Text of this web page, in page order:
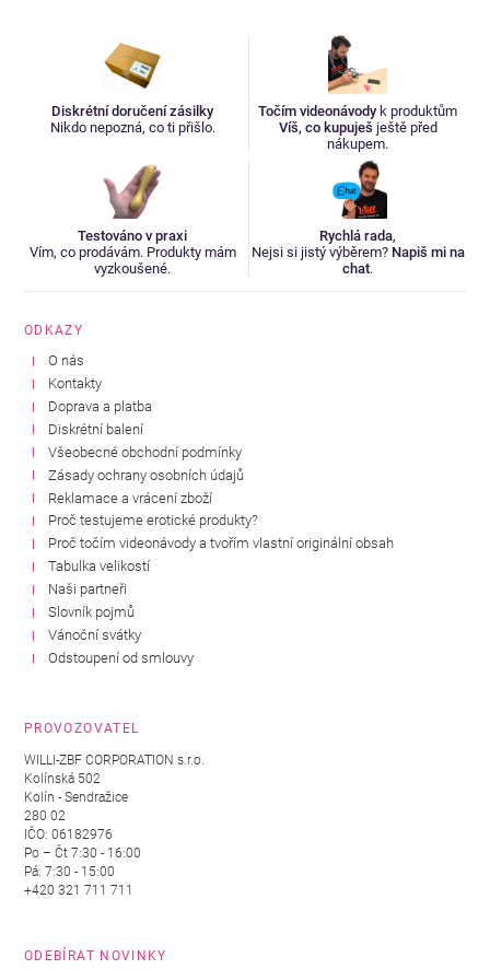
Diskrétní doručení zásilky
Nikdo nepozná, co ti přišlo.
Točím videonávody k produktům
Víš, co kupuješ ještě před
nákupem.
Testováno v praxi
Vím, co prodávám. Produkty mám
vyzkoušené.
Rychlá rada,
Nejsi si jistý výběrem? Napiš mi na
chat.
ODKAZY
O nás
Kontakty
Doprava a platba
Diskrétní balení
Všeobecné obchodní podmínky
Zásady ochrany osobních údajů
Reklamace a vrácení zboží
Proč testujeme erotické produkty?
Proč točím videonávody a tvořím vlastní originální obsah
Tabulka velikostí
Naši partneři
Slovník pojmů
Vánoční svátky
Odstoupení od smlouvy
PROVOZOVATEL
WILLI-ZBF CORPORATION s.r.o.
Kolínská 502
Kolín - Sendražice
280 02
IČO: 06182976
Po – Čt 7:30 - 16:00
Pá: 7:30 - 15:00
+420 321 711 711
ODEBÍRAT NOVINKY